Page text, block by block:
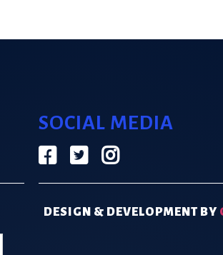
SOCIAL MEDIA
DESIGN & DEVELOPMENT BY